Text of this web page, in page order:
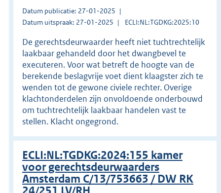
Datum publicatie: 27-01-2025
Datum uitspraak: 27-01-2025
ECLI:NL:TGDKG:2025:10
De gerechtsdeurwaarder heeft niet tuchtrechtelijk
laakbaar gehandeld door het dwangbevel te
executeren. Voor wat betreft de hoogte van de
berekende beslagvrije voet dient klaagster zich te
wenden tot de gewone civiele rechter. Overige
klachtonderdelen zijn onvoldoende onderbouwd
om tuchtrechtelijk laakbaar handelen vast te
stellen. Klacht ongegrond.
ECLI:NL:TGDKG:2024:155 kamer
voor gerechtsdeurwaarders
Amsterdam C/13/753663 / DW RK